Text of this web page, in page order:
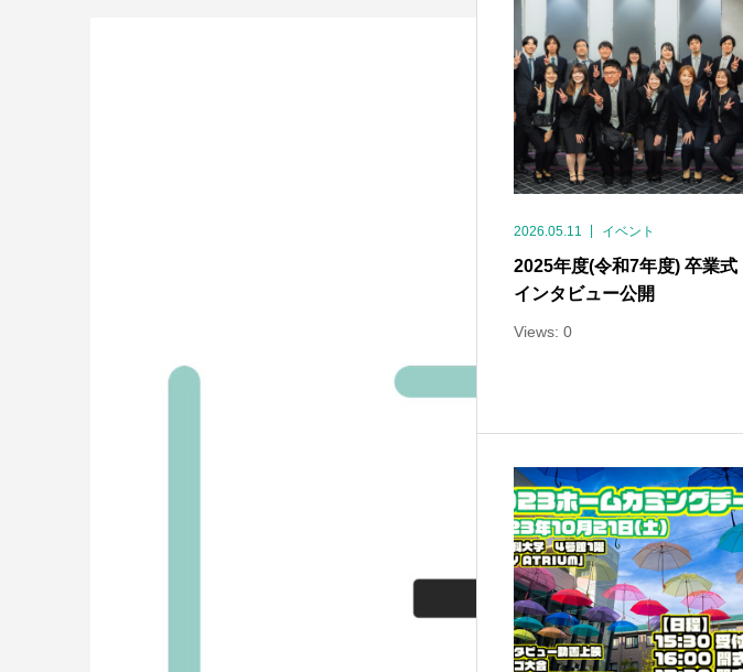
2026.05.11 イベント
2025年度(令和7年度) 卒業式
インタビュー公開
Views: 0